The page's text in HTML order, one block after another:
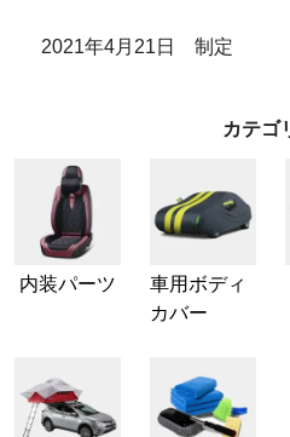
2021年4月21日 制定
カテゴ
内装パーツ
車用ボディ
カバー